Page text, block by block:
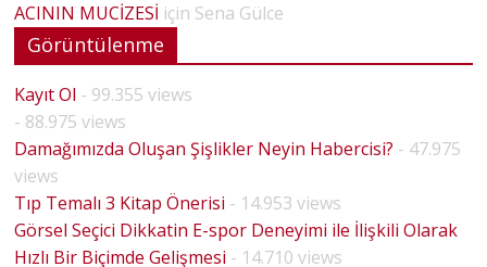
ACININ MUCİZESİ için Sena Gülce
Görüntülenme
Kayıt Ol - 99.355 views
- 88.975 views
Damağımızda Oluşan Şişlikler Neyin Habercisi? - 47.975
views
Tıp Temalı 3 Kitap Önerisi - 14.953 views
Görsel Seçici Dikkatin E-spor Deneyimi ile İlişkili Olarak
Hızlı Bir Biçimde Gelişmesi - 14.710 views